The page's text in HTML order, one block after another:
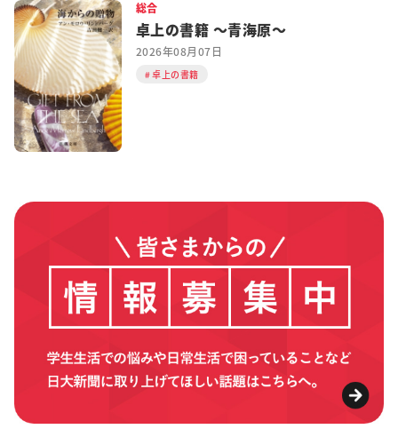
総合
卓上の書籍 ～青海原～
2026年08月07日
卓上の書籍